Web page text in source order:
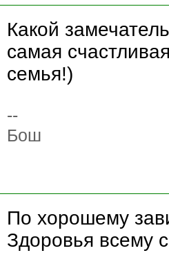
Какой
самая
семья!)
--
Бош
По хорошему
Здоровья всему